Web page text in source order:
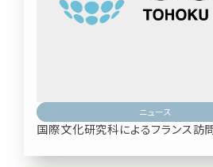
ニュース
国際文化研究科によるフランス訪